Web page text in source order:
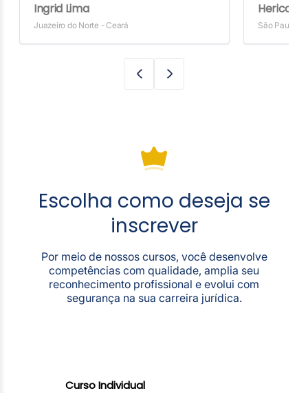
Ingrid Lima
Juazeiro do Norte - Ceará
Herico
São Paulo -
Escolha como deseja se
inscrever
Por meio de nossos cursos, você desenvolve
competências com qualidade, amplia seu
reconhecimento profissional e evolui com
segurança na sua carreira jurídica.
Curso Individual